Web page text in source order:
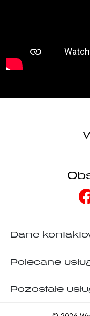
Dane
Polecane
Pozostałe